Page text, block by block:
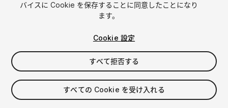
$39.99
消費税は決済時に計算されます
バイスに Cookie を保存することに同意したことになり
ます。
Cookie 設定
すべて拒否する
すべての Cookie を受け入れる